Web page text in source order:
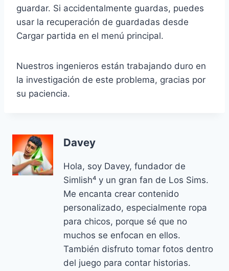
guardar. Si accidentalmente guardas, puedes
usar la recuperación de guardadas desde
Cargar partida en el menú principal.
Nuestros ingenieros están trabajando duro en
la investigación de este problema, gracias por
su paciencia.
Davey
Hola, soy Davey, fundador de
Simlish⁴ y un gran fan de Los Sims.
Me encanta crear contenido
personalizado, especialmente ropa
para chicos, porque sé que no
muchos se enfocan en ellos.
También disfruto tomar fotos dentro
del juego para contar historias.